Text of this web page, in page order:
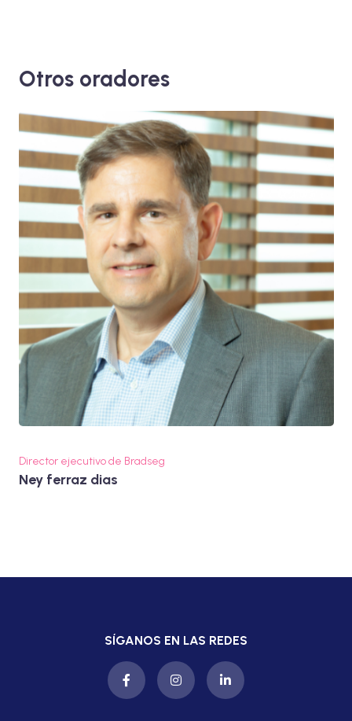
Otros oradores
Director ejecutivo de Bradseg
Ney ferraz dias
SÍGANOS EN LAS REDES